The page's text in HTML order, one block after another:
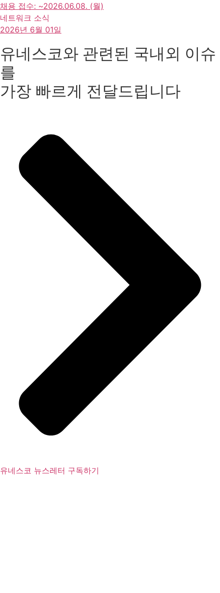
채용 접수: ~2026.06.08. (월)
네트워크 소식
2026년 6월 01일
유네스코와 관련된 국내외 이슈
를
가장 빠르게 전달드립니다
유네스코 뉴스레터 구독하기